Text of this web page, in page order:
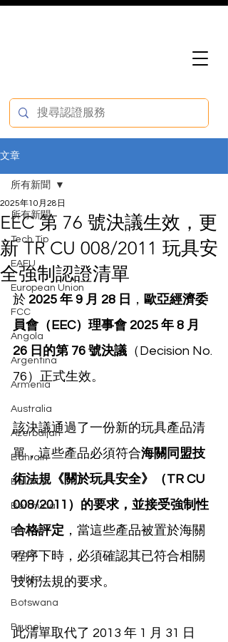
文章
所有新聞
Tech Tip
EAEU
European Union
FCC
Angola
Argentina
Armenia
Australia
Azerbaijan
Bahrain
Belarus
Bermuda
Bhutan
Brazil
Bolivia
Botswana
Brunei
所有新聞
EEC 第 76 號決議生效，更
新 TR CU 008/2011 玩具安
全強制認證清單
2025年10月28日
於 2025 年 9 月 28 日 ， 歐亞經濟委
員會（EEC）理事會 2025 年 8 月
26 日的第 76 號決議 （Decision No.
76）正式生效。
該決議通過了一份新的玩具產品清
單，這些產品必須符合海關同盟技
術法規《關於玩具安全》（TR CU
008/2011）的要求，並接受強制性
合格評定 ，當這些產品被置於海關
程序下時，必須確認其已符合相關
技術法規的要求。
此清單取代了 2013 年 1 月 31 日